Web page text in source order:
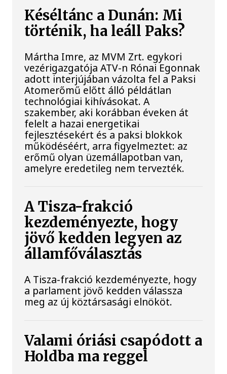
Késéltánc a Dunán: Mi
történik, ha leáll Paks?
Mártha Imre, az MVM Zrt. egykori
vezérigazgatója ATV-n Rónai Egonnak
adott interjújában vázolta fel a Paksi
Atomerőmű előtt álló példátlan
technológiai kihívásokat. A
szakember, aki korábban éveken át
felelt a hazai energetikai
fejlesztésekért és a paksi blokkok
működéséért, arra figyelmeztet: az
erőmű olyan üzemállapotban van,
amelyre eredetileg nem tervezték.
A Tisza-frakció
kezdeményezte, hogy
jövő kedden legyen az
államfőválasztás
A Tisza-frakció kezdeményezte, hogy
a parlament jövő kedden válassza
meg az új köztársasági elnököt.
Valami óriási csapódott a
Holdba ma reggel